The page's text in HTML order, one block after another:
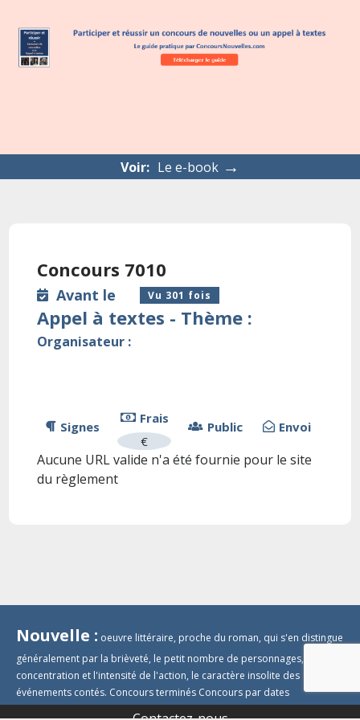
Voir: Le e-book →
Concours 7010
Avant le Vu 301 fois
Appel à textes - Thème :
Organisateur :
Signes
Frais
€
Public Envoi
Aucune URL valide n'a été fournie pour le site
du règlement
Nouvelle : oeuvre littéraire, proche du roman, qui s'en distingue
généralement par la brièveté, le petit nombre de personnages, la
concentration et l'intensité de l'action, le caractère insolite des
événements contés. Concours terminés Concours par dates